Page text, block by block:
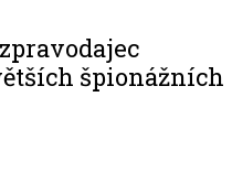
špionážních